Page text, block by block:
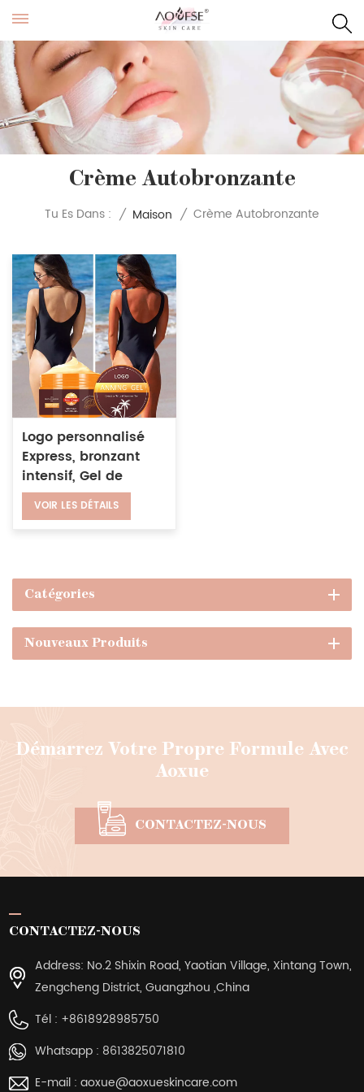
Crème Autobronzante
Tu Es Dans : / Maison / Crème Autobronzante
Logo personnalisé
Express, bronzant
intensif, Gel de
bronzage, crème
autobronzante
VOIR LES DÉTAILS
Catégories
Nouveaux Produits
Démarrez Votre Propre Formule Avec
Aoxue
CONTACTEZ-NOUS
CONTACTEZ-NOUS
Address: No.2 Shixin Road, Yaotian Village, Xintang Town,
Zengcheng District, Guangzhou ,China
Tél : +8618928985750
Whatsapp : 8613825071810
E-mail : aoxue@aoxueskincare.com